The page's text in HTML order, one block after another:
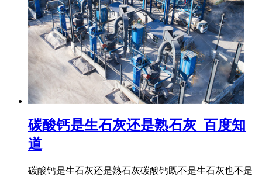
碳酸钙是生石灰还是熟石灰_百度知
道
碳酸钙是生石灰还是熟石灰碳酸钙既不是生石灰也不是